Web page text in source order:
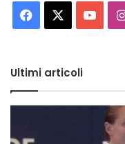
Facebook You
Ultimi articoli